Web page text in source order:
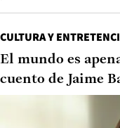
CULTURA Y
El mundo es
cuento de Jaime